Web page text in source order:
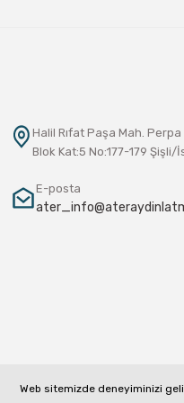
Web sitemizde deneyiminizi
Halil Rıfat Paşa Mah.
Blok Kat:5 No:177-179 Şişli/
E-posta